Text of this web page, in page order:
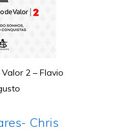
2 – Flavio
Chris